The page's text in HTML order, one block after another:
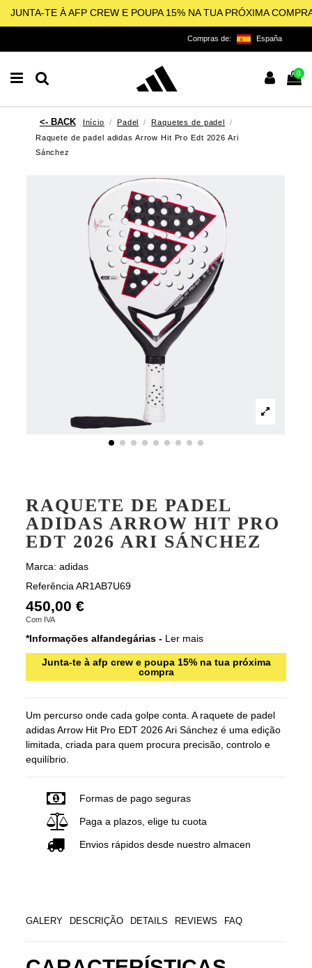
JUNTA-TE À AFP CREW E POUPA 15% NA TUA PRÓXIMA
Compras de: España
0
Início Padel
Raquetes de padel
Raquete de padel adidas Arrow Hit Pro Edt 2026 Ari
Sánchez
RAQUETE DE PADEL
ADIDAS ARROW HIT PRO
EDT 2026 ARI SÁNCHEZ
Marca: adidas
Referência AR1AB7U69
450,00 €
Com IVA
*Informações alfandegárias - Ler mais
Junta-te à afp crew e poupa 15% na tua próxima
compra
Um percurso onde cada golpe conta. A raquete de padel
adidas Arrow Hit Pro EDT 2026 Ari Sánchez é uma edição
limitada, criada para quem procura precisão, controlo e
equilíbrio.
Formas de pago seguras
Paga a plazos, elige tu cuota
Envios rápidos desde nuestro almacen
GALERY DESCRIÇÃO DETAILS REVIEWS FAQ